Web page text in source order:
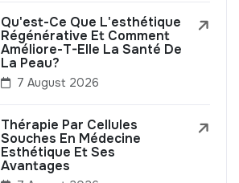
Qu'est-Ce Que L'esthétique
Régénérative Et Comment
Améliore-T-Elle La Santé De
La Peau?
7 August 2026
Thérapie Par Cellules
Souches En Médecine
Esthétique Et Ses
Avantages